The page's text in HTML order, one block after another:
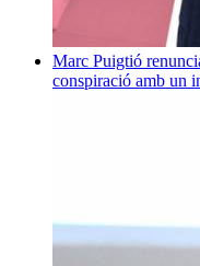
Marc Puigtió
conspiració amb un